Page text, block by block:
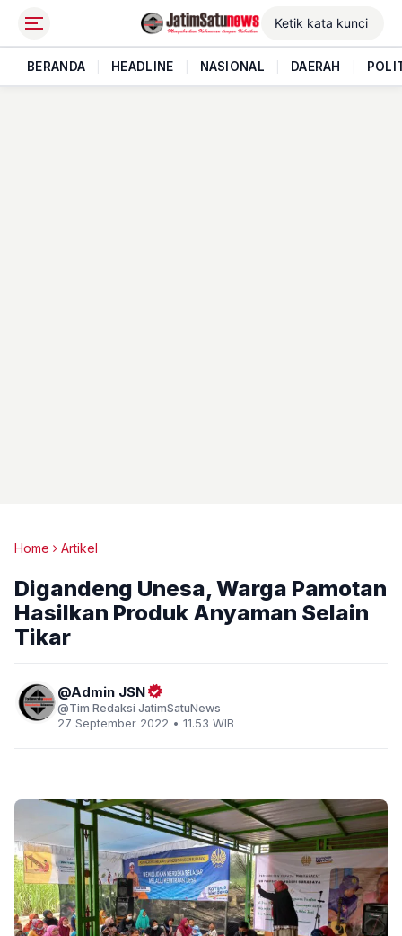
BERANDA HEADLINE NASIONAL DAERAH
Home Artikel
Digandeng Unesa, Warga Pamotan
Hasilkan Produk Anyaman Selain
Tikar
Admin JSN
Tim Redaksi JatimSatuNews
27 September 2022 • 11.53 WIB